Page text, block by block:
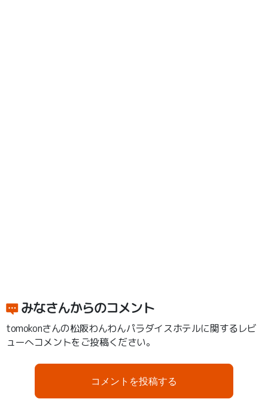
みなさんからのコメント
tomokonさんの松阪わんわんパラダイスホテルに関するレビ
ューへコメントをご投稿ください。
コメントを投稿する